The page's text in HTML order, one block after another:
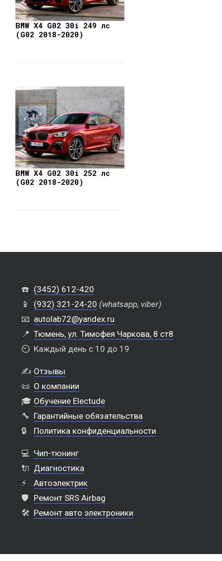
BMW X4 G02 30i 249 лс
(G02 2018-2020)
BMW X4 G02 30i 252 лс
(G02 2018-2020)
☎️ (3452) 612-420
📱
(932) 321-24-20 (whatsapp, viber)
📧 autolab72@yandex.ru
📍 Тюмень, ул. Тимофея Чаркова, 8 ст8
⏲️ Каждый день с 10 до 19
✍️ Отзывы
📜 О компании
🎓 Обучение Electude
🔧 Гарантийные обязательства
🔒
Политика конфиденциальности
💻 Чип-тюнинг
🔌 Диагностика
⚡
Автоэлектрик
🛡️ Ремонт SRS Airbag
🛠️ Ремонт авто электроники